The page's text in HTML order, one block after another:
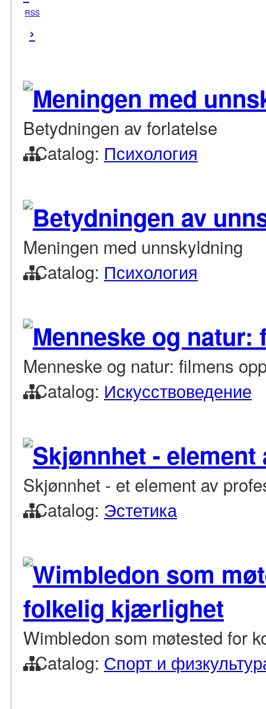
RSS
›
Meningen med
Betydningen av forlatelse
Catalog: Психология
Betydningen av
Meningen med unnskyldning
Catalog: Психология
Menneske og
Menneske og natur: filmens
Catalog: Искусствоведение
Skjønnhet -
Skjønnhet - et element av
Catalog: Эстетика
Wimbledon som
folkelig kjærlighet
Wimbledon som møtested for
Catalog: Спорт и